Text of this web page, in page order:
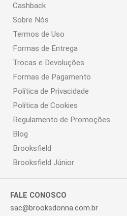
Cashback
Sobre Nós
Termos de Uso
Formas de Entrega
Trocas e Devoluções
Formas de Pagamento
Política de Privacidade
Política de Cookies
Regulamento de Promoções
Blog
Brooksfield
Brooksfield Júnior
FALE CONOSCO
sac@brooksdonna.com.br